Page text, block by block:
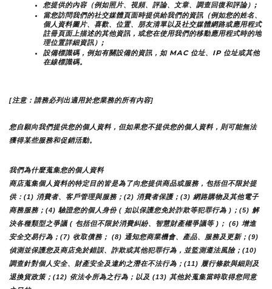
您提供的內容（例如照片、視頻、評論、文章、調查回復和評論）;
當您訪問我們的社交媒體頁面時提供給我們的資訊（例如您的姓名、
個人資料圖片、喜歡、位置、朋友清單以及社交媒體網路或應用程式
註冊頁面上描述的其他資訊，或您在使用我們的移動應用程式時的地
理位置詳細資訊）;
設備標識碼，例如有關設備的資訊，如 MAC 位址、IP 位址或其他
在線標識碼。
[注意：請務必列出適用於您業務的所有內容]
您自願向我們提供您的個人資料，但如果您不提供您的個人資料，則可能無法
獲得某些服務和促銷活動。
我們為什麼蒐集您的個人資料
商店蒐集個人資料的特定目的皆是為了向您提供商品或服務，包括但不限於提
供：(1) 消費者、客戶管理與服務；(2) 消費者保護；(3) 網路購物及其他電子
商務服務；(4) 驗證您的個人身份 ( 如以保護您免於詐欺等犯罪行為 )；(5) 解
決各種類型之爭議 ( 包括但不限於消費糾紛、智慧財產權爭議等 )； (6) 增進
安全交易行為；(7) 收取債務； (8) 通知您商業機會、產品、服務及更新；(9)
偵測並保護您及商店免於錯誤、詐欺或其他犯罪行為，並監測遵法風險；(10)
調查針對個人安全、財產安全及違約之潛在不法行為；(11) 履行條款與細則及
退換貨政策；(12) 依法令所為之行為；以及 (13) 其他於蒐集當時取得您同意